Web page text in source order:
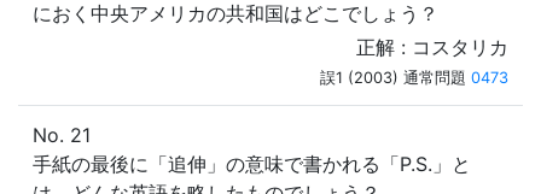
におく中央アメリカの共和国はどこでしょう？
正解 : コスタリカ
誤1 (2003) 通常問題 0473
No. 21
手紙の最後に「追伸」の意味で書かれる「P.S.」と